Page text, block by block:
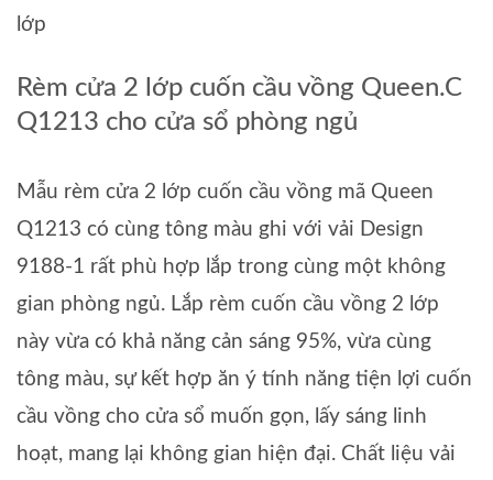
lớp
Rèm cửa 2 lớp cuốn cầu vồng Queen.C
Q1213 cho cửa sổ phòng ngủ
Mẫu rèm cửa 2 lớp cuốn cầu vồng mã Queen
Q1213 có cùng tông màu ghi với vải Design
9188-1 rất phù hợp lắp trong cùng một không
gian phòng ngủ. Lắp rèm cuốn cầu vồng 2 lớp
này vừa có khả năng cản sáng 95%, vừa cùng
tông màu, sự kết hợp ăn ý tính năng tiện lợi cuốn
cầu vồng cho cửa sổ muốn gọn, lấy sáng linh
hoạt, mang lại không gian hiện đại. Chất liệu vải